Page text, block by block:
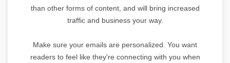
than other forms of content, and will bring increased
traffic and business your way.
Make sure your emails are personalized. You want
readers to feel like they're connecting with you when